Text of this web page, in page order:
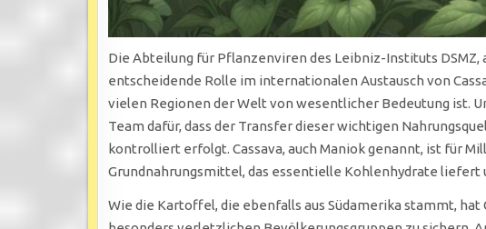
Die Abteilung für Pflanzenviren des Leibniz-Instituts DSMZ,
entscheidende Rolle im internationalen Austausch von
vielen Regionen der Welt von wesentlicher Bedeutung ist.
Team dafür, dass der Transfer dieser wichtigen
kontrolliert erfolgt. Cassava, auch Maniok genannt, ist für
Grundnahrungsmittel, das essentielle Kohlenhydrate
Wie die Kartoffel, die ebenfalls aus Südamerika stammt, hat